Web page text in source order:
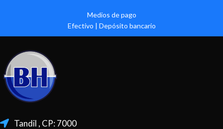
Medios de pago
Efectivo | Depósito bancario
Tandil , CP: 7000